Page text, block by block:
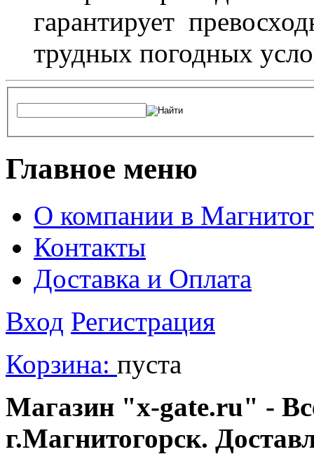
гарантирует
трудных погодных
Главное меню
О компании в
Контакты
Доставка и Оплата
Вход Регистрация
Корзина: пуста
Магазин "x-gate.ru" -
г.Магнитогорск.